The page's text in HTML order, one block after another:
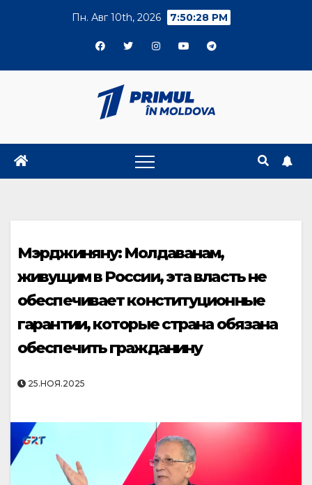
Пн. Авг 10th, 2026 7:50:29 PM
Мэрджиняну: Молдаванам,
живущим в России, эта власть не
обеспечивает конституционные
гарантии, которые страна обязана
обеспечить гражданину
25.НОЯ.2025